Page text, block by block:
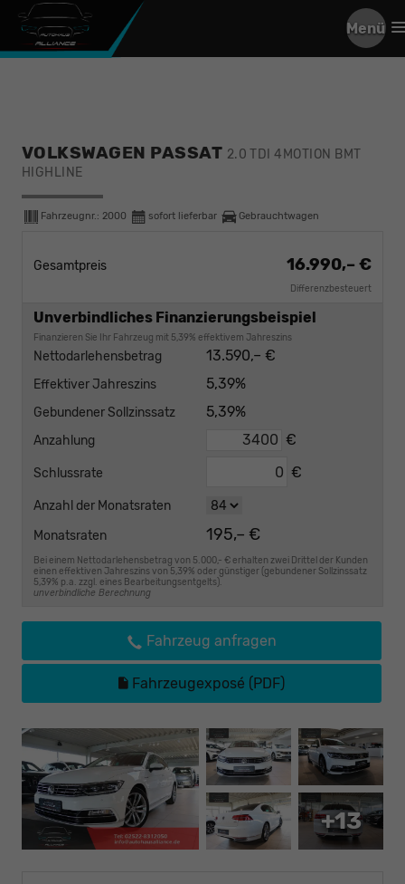
Menü
VOLKSWAGEN PASSAT 2.0 TDI 4MOTION BMT
HIGHLINE
Fahrzeugnr.: 2000 sofort lieferbar Gebrauchtwagen
Gesamtpreis 16.990,– €
Differenzbesteuert
Unverbindliches Finanzierungsbeispiel
Finanzieren Sie Ihr Fahrzeug mit 5,39% effektivem Jahreszins
Nettodarlehensbetrag 13.590,– €
Effektiver Jahreszins 5,39%
Gebundener Sollzinssatz 5,39%
Anzahlung €
Schlussrate €
Anzahl der Monatsraten
Monatsraten
195,– €
Bei einem Nettodarlehensbetrag von 5.000,- € erhalten zwei Drittel der Kunden
einen effektiven Jahreszins von 5,39% oder günstiger (gebundener Sollzinssatz
5,39% p.a. zzgl. eines Bearbeitungsentgelts).
unverbindliche Berechnung
Fahrzeug anfragen
Fahrzeugexposé (PDF)
+13